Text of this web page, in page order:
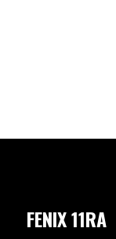
FENIX 11RA